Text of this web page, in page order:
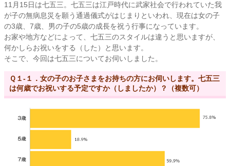
11月15日は七五三。七五三は江戸時代に武家社会で行われていた我
が子の無病息災を願う通過儀式がはじまりといわれ、現在は女の子
の3歳、7歳、男の子の5歳の成長を祝う行事になっています。
お家や地方などによって、七五三のスタイルは違うと思いますが、
何かしらお祝いをする（した）と思います。
そこで、今回は七五三についてお伺いしました。
Ｑ１-１．女の子のお子さまをお持ちの方にお伺いします。七五三
は何歳でお祝いする予定ですか（しましたか）？（複数可）